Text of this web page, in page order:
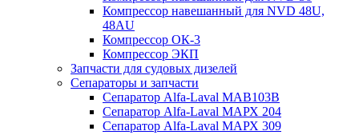
Компрессор навешанный для NVD 48U,
48AU
Компрессор ОК-3
Компрессор ЭКП
Запчасти для судовых дизелей
Сепараторы и запчасти
Сепаратор Alfa-Laval МАВ103В
Сепаратор Alfa-Laval МАРХ 204
Сепаратор Alfa-Laval МАРХ 309